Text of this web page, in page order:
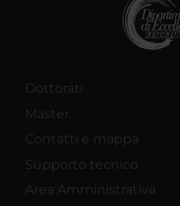
Dottorati
Master
Contatti e mappa
Supporto tecnico
Area Amministrativa